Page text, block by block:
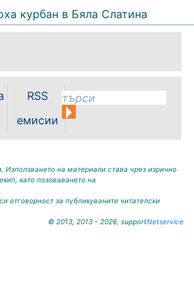
07 09:25:36
събраха
на Панаирни
Читалища и
кулинарна
курбан в Бяла Слатина
RSS
емисии
Използването на материали става чрез изрично
като позоваването на
отговорност за публикуваните читателски
© 2013, 2013 - 2026, supportNetservice